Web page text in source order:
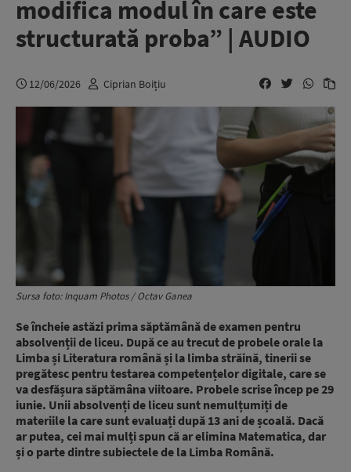
modifica modul în care este
structurată proba” | AUDIO
12/06/2026 Ciprian Boițiu
Sursa foto: Inquam Photos / Octav Ganea
Se încheie astăzi prima săptămână de examen pentru
absolvenții de liceu. După ce au trecut de probele orale la
Limba și Literatura română și la limba străină, tinerii se
pregătesc pentru testarea competențelor digitale, care se
va desfășura săptămâna viitoare. Probele scrise încep pe 29
iunie. Unii absolvenți de liceu sunt nemulțumiți de
materiile la care sunt evaluați după 13 ani de școală. Dacă
ar putea, cei mai mulți spun că ar elimina Matematica, dar
și o parte dintre subiectele de la Limba Română.